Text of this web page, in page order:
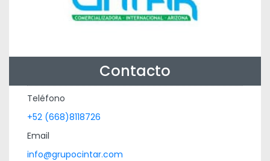
Contacto
Teléfono
+52 (668)8118726
Email
info@grupocintar.com